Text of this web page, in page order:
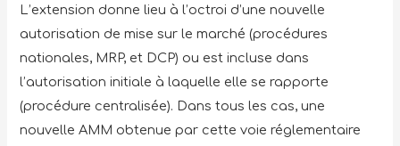
L’extension donne lieu à l’octroi d’une nouvelle
autorisation de mise sur le marché (procédures
nationales, MRP, et DCP) ou est incluse dans
l’autorisation initiale à laquelle elle se rapporte
(procédure centralisée). Dans tous les cas, une
nouvelle AMM obtenue par cette voie réglementaire